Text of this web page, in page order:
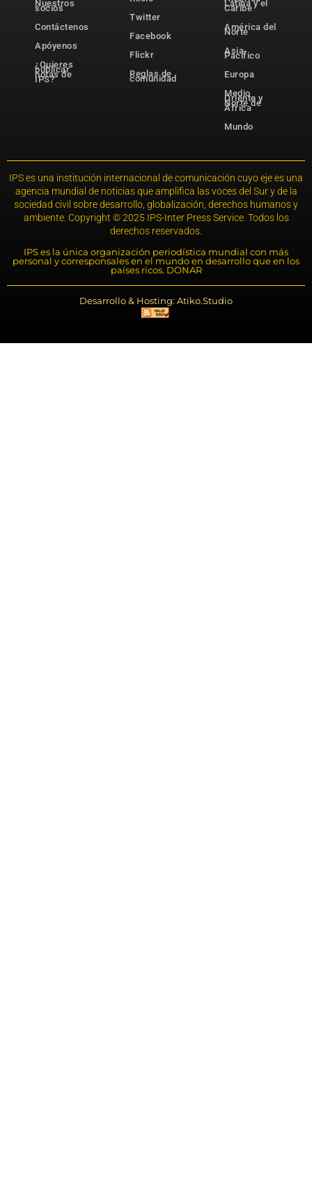
Nuestros
socios
Contáctenos
Apóyenos
¿Quieres
publicar
notas de
IPS?
Twitter
Facebook
Flickr
Reglas de
comunidad
Latina y el
Caribe
América del
Norte
Asia-
Pacífico
Europa
Medio
Oriente y
Norte de
África
Mundo
IPS es una institución internacional de comunicación cuyo eje es una
agencia mundial de noticias que amplifica las voces del Sur y de la
sociedad civil sobre desarrollo, globalización, derechos humanos y
ambiente. Copyright © 2025 IPS-Inter Press Service. Todos los
derechos reservados.
IPS es la única organización periodística mundial con más
personal y corresponsales en el mundo en desarrollo que en los
países ricos. DONAR
Desarrollo & Hosting: Atiko.Studio